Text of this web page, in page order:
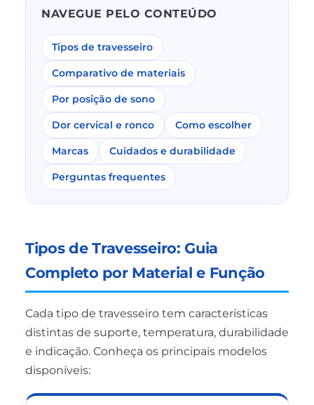
NAVEGUE PELO CONTEÚDO
Tipos de travesseiro
Comparativo de materiais
Por posição de sono
Dor cervical e ronco Como escolher
Marcas Cuidados e durabilidade
Perguntas frequentes
Tipos de Travesseiro: Guia
Completo por Material e Função
Cada tipo de travesseiro tem características
distintas de suporte, temperatura, durabilidade
e indicação. Conheça os principais modelos
disponíveis: